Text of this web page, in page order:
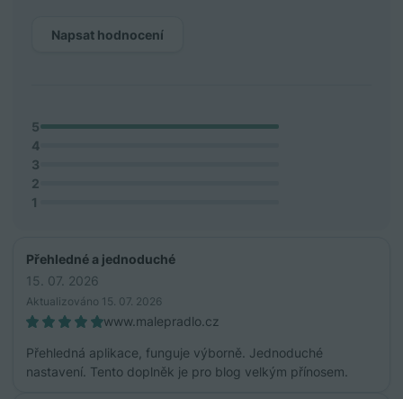
5
4
3
2
1
Napsat hodnocení
Přehledné a jednoduché
www.malepradlo.cz
15. 07. 2026
Aktualizováno 15. 07. 2026
Přehledná aplikace, funguje výborně. Jednoduché
nastavení. Tento doplněk je pro blog velkým přínosem.